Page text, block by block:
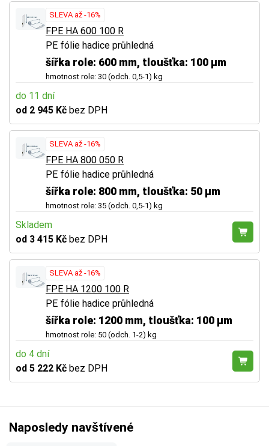
SLEVA až -16%
FPE HA 600 100 R
PE fólie hadice průhledná
šířka role: 600 mm, tloušťka: 100 µm
hmotnost role: 30 (odch. 0,5-1) kg
do 11 dní
od 2 945 Kč bez DPH
SLEVA až -16%
FPE HA 800 050 R
PE fólie hadice průhledná
šířka role: 800 mm, tloušťka: 50 µm
hmotnost role: 35 (odch. 0,5-1) kg
Skladem
od 3 415 Kč bez DPH
SLEVA až -16%
FPE HA 1200 100 R
PE fólie hadice průhledná
šířka role: 1200 mm, tloušťka: 100 µm
hmotnost role: 50 (odch. 1-2) kg
do 4 dní
od 5 222 Kč bez DPH
Naposledy navštívené